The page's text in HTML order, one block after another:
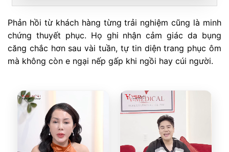
Phản hồi từ khách hàng từng trải nghiệm cũng là minh
chứng thuyết phục. Họ ghi nhận cảm giác da bụng
căng chắc hơn sau vài tuần, tự tin diện trang phục ôm
mà không còn e ngại nếp gấp khi ngồi hay cúi người.